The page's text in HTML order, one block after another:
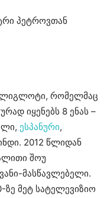
პეტროვთან
რომელმაც
იყენებს 8 ენას –
ესპანური,
2012 წლიდან
შოუ
მასწავლებელი.
ზე მეტ სატელევიზიო